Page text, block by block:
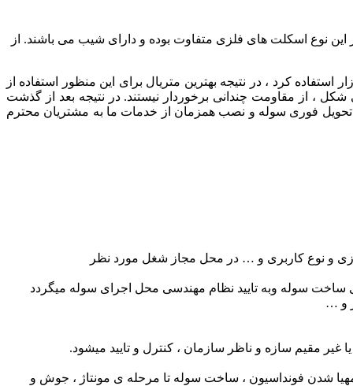
نوع اسکلت های فلزی متفاوت بوده و دارای شیب می باشند. از
کرد ، در نتیجه بهترین متریال برای این منظور استفاده از
، از مقاومت چندانی برخوردار نیستند. در نتیجه بعد از گذشت
تحویل فوری سوله و نصب همزمان از خدمات ما به مشتریان محترم
و نوع کاربری و … در محل مجاز شغل مورد نظر
ساخت سوله وبه تایید نظام مهندسی محل اجرای سوله میگردد
مقیم سازه و ناظر سازمان ، کنترل و تایید میشود.
شدن فونداسیون ، ساخت سوله تا مرحله ی مونتاژ ، جوش و